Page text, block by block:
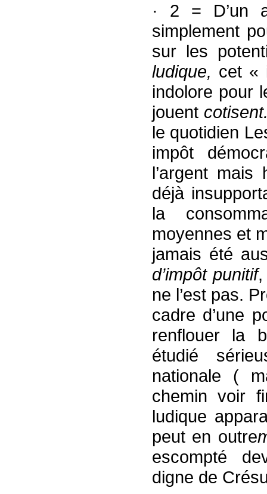
· 2 = D’un
simplement
sur les
ludique, cet «
indolore pour
jouent
le quotidien
impôt
l’argent
déjà
la
moyennes et
jamais été
d’impôt punitif,
ne l’est pas.
cadre d’une
renflouer la
étudié
nationale (
chemin voir
ludique
peut en outre
escompté
digne de